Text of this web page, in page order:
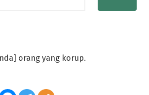
orang yang korup.